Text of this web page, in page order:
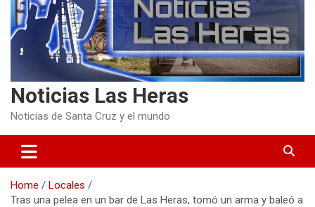
Noticias Las Heras
Noticias de Santa Cruz y el mundo
Home
Locales
Tras una pelea en un bar de Las Heras, tomó un arma y baleó a